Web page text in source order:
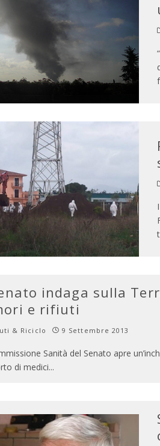
indaga sulla
e rifiuti
& Riciclo 9 Settembre 2013
Sanità del Senato apre
di medici...